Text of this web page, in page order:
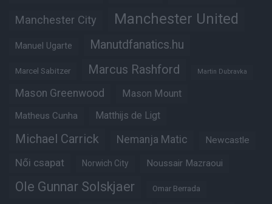
Manchester City Manchester United
Manuel Ugarte Manutdfanatics.hu
Marcel Sabitzer Marcus Rashford Martin Dubravka
Mason Greenwood Mason Mount
Matheus Cunha Matthijs de Ligt
Michael Carrick Nemanja Matic Newcastle
Női csapat Norwich City Noussair Mazraoui
Ole Gunnar Solskjaer Omar Berrada